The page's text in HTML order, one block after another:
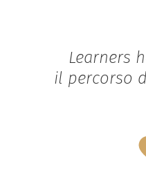
Learners
il percorso